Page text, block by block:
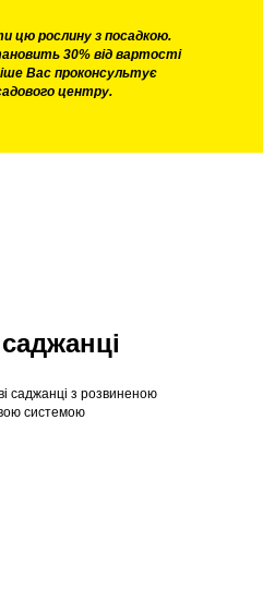
цю рослину з посадкою.
30% від вартості
Вас проконсультує
центру.
саджанці з розвиненою
системою
саджанці